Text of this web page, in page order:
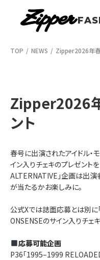
TOP NEWS Zipper2026年
Zipper2026
ント
春号に出演されたアイドル
イン入りチェキのプレゼント
ALTERNATIVE」企画は出演
が当たるかお楽しみに。
公式Xでは誌面応募とは別に
ONSENSEのサイン入りチェ
応募可能企画
P36「1995–1999